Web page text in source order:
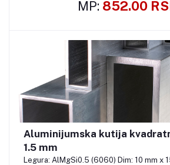
MP: 852.00
Pozovite
Aluminijumska kutija
1.5 mm
Legura: AlMgSi0.5 (6060) Dim: 10 mm x